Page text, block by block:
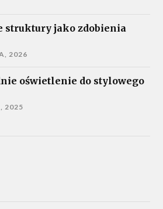
struktury jako zdobienia
2026
oświetlenie do stylowego
2025